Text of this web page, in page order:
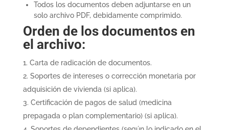
Todos los documentos deben adjuntarse en un
solo archivo PDF, debidamente comprimido.
Orden de los documentos en
el archivo:
Carta de radicación de documentos.
Soportes de intereses o corrección monetaria por
adquisición de vivienda (si aplica).
Certificación de pagos de salud (medicina
prepagada o plan complementario) (si aplica).